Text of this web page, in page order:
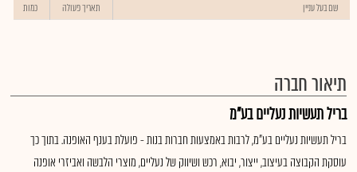
שם בעל עניין תאריך פעולה כמות
תיאור חברה
בריל תעשיות נעליים בע"מ
בריל תעשיות נעליים בע"מ, לרבות באמצעות חברות בנות - פועלת בענף האופנה. בתוך כך
עוסקת הקבוצה בעיצוב, ייצור, יבוא, רכש ושיווק של נעליים, מוצרי הלבשה ואביזרי אופנה